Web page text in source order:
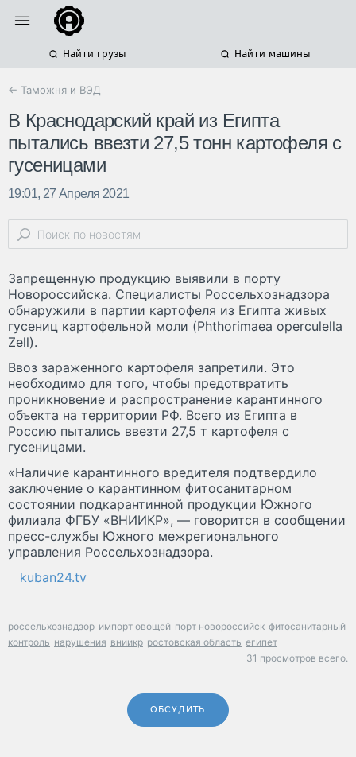
Найти грузы Найти машины
← Таможня и ВЭД
В Краснодарский край из Египта
пытались ввезти 27,5 тонн картофеля с
гусеницами
19:01, 27 Апреля 2021
Запрещенную продукцию выявили в порту
Новороссийска. Специалисты Россельхознадзора
обнаружили в партии картофеля из Египта живых
гусениц картофельной моли (Phthorimaea operculella
Zell).
Ввоз зараженного картофеля запретили. Это
необходимо для того, чтобы предотвратить
проникновение и распространение карантинного
объекта на территории РФ. Всего из Египта в
Россию пытались ввезти 27,5 т картофеля с
гусеницами.
«Наличие карантинного вредителя подтвердило
заключение о карантинном фитосанитарном
состоянии подкарантинной продукции Южного
филиала ФГБУ «ВНИИКР», — говорится в сообщении
пресс-службы Южного межрегионального
управления Россельхознадзора.
kuban24.tv
россельхознадзор импорт овощей порт новороссийск фитосанитарный
контроль нарушения вниикр ростовская область египет
31 просмотров всего.
ОБСУДИТЬ